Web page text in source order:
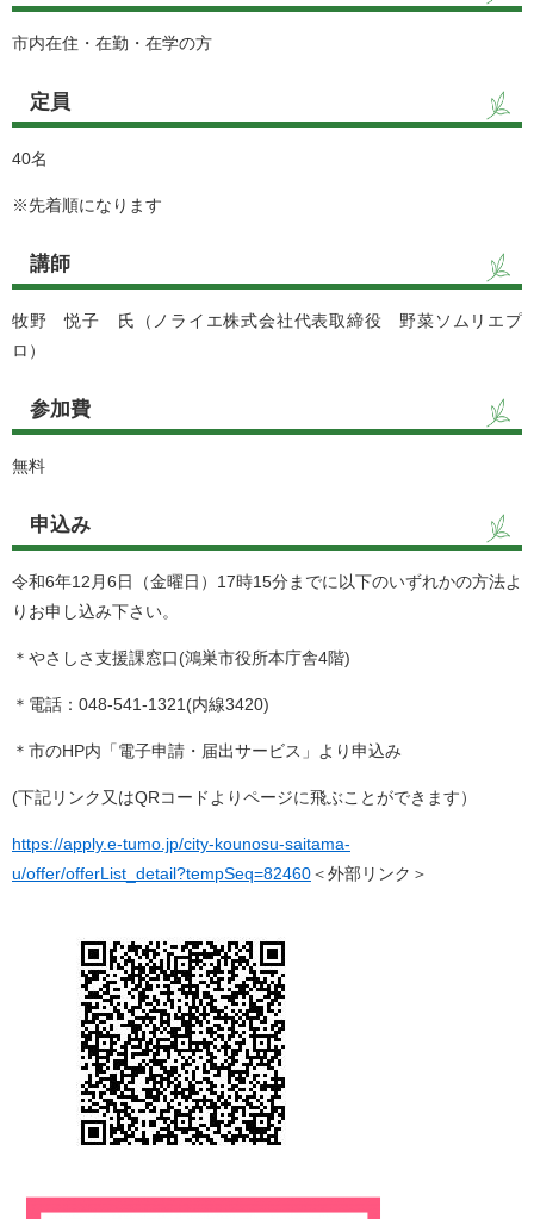
市内在住・在勤・在学の方
定員
40名
※先着順になります
講師
牧野 悦子 氏（ノライエ株式会社代表取締役 野菜ソムリエプ
ロ）
参加費
無料
申込み
令和6年12月6日（金曜日）17時15分までに以下のいずれかの方法よ
りお申し込み下さい。
＊やさしさ支援課窓口(鴻巣市役所本庁舎4階)
＊電話：048-541-1321(内線3420)
＊市のHP内「電子申請・届出サービス」より申込み
(下記リンク又はQRコードよりページに飛ぶことができます）
https://apply.e-tumo.jp/city-kounosu-saitama-
u/offer/offerList_detail?tempSeq=82460＜外部リンク＞